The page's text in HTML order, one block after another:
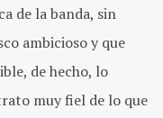
de la banda, sin
ambicioso y que
de hecho, lo
muy fiel de lo que